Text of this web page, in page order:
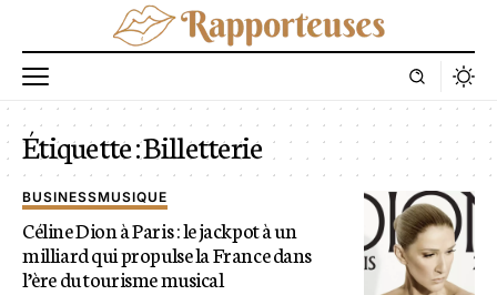
Étiquette :Billetterie
BUSINESSMUSIQUE
Céline Dion à Paris : le jackpot à un
milliard qui propulse la France dans
l’ère du tourisme musical